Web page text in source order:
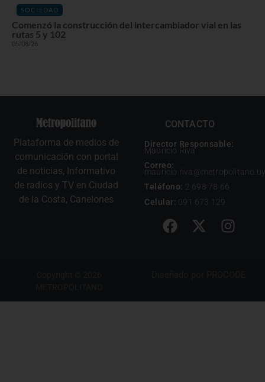
SOCIEDAD
Comenzó la construcción del intercambiador vial en las
rutas 5 y 102
05/08/26
Plataforma de medios de
comunicación con portal
de noticias, Informativo
de radios y TV en Ciudad
de la Costa, Canelones
CONTACTO
Director Responsable:
Mauricio Riva
Correo:
mauricio.riva@metropolitano.uy
Teléfono: 2 698 78 66
Celular: 091 673 129